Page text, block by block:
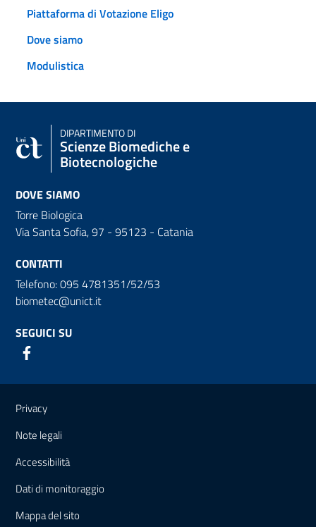
Piattaforma di Votazione Eligo
Dove siamo
Modulistica
DIPARTIMENTO DI
Scienze Biomediche e
Biotecnologiche
DOVE SIAMO
Torre Biologica
Via Santa Sofia, 97 - 95123 - Catania
CONTATTI
Telefono: 095 4781351/52/53
biometec@unict.it
SEGUICI SU
Link e informazioni utili
Privacy
Note legali
Accessibilità
Dati di monitoraggio
Mappa del sito